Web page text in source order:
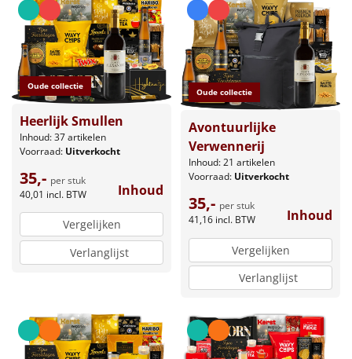
Oude collectie
Heerlijk Smullen
Inhoud: 37 artikelen
Voorraad: Uitverkocht
35,- per stuk
40,01 incl. BTW Inhoud
Vergelijken
Verlanglijst
Oude collectie
Avontuurlijke
Verwennerij
Inhoud: 21 artikelen
Voorraad: Uitverkocht
35,- per stuk
41,16 incl. BTW Inhoud
Vergelijken
Verlanglijst